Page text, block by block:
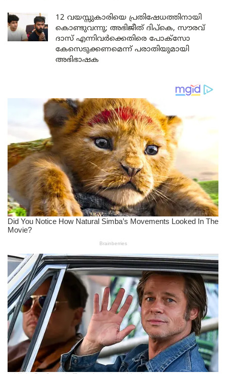
12 വയസ്സുകാരിയെ പ്രതിഷേധത്തിനായി
കൊണ്ടുവന്നു; അഭിജീത് ദിപ്കെ, സൗരവ്
ദാസ് എന്നിവർക്കെതിരെ പോക്സോ
കേസെടുക്കണമെന്ന് പരാതിയുമായി
അഭിഭാഷക